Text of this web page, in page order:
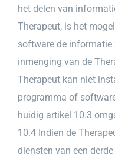
het delen van
Therapeut, is het
software de
inmenging van de
Therapeut kan niet
programma of
huidig artikel 10.3
10.4 Indien de
diensten van een